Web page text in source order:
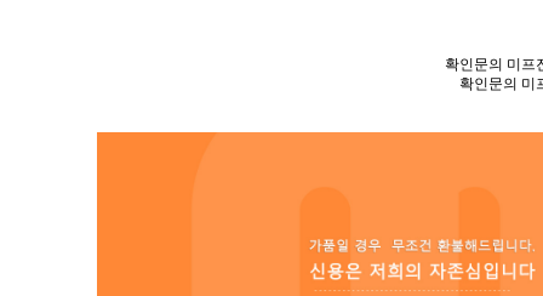
확인문의 미프
확인문의 미